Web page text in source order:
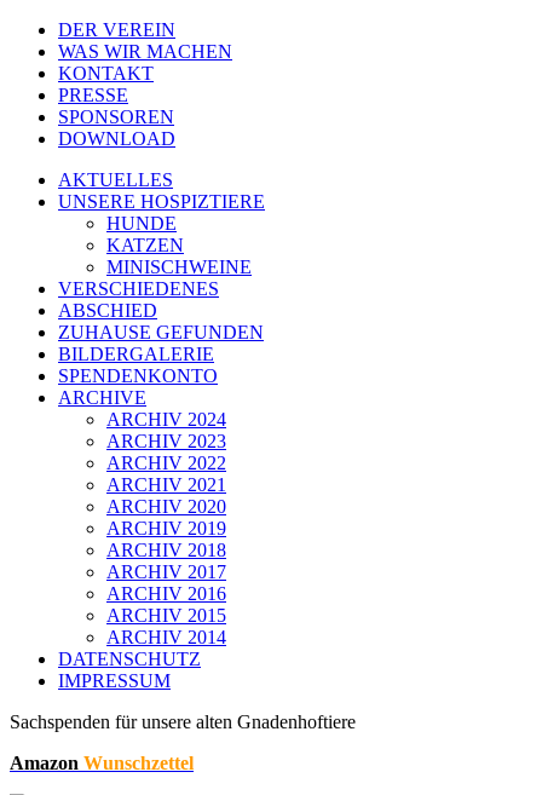
DER VEREIN
WAS WIR MACHEN
KONTAKT
PRESSE
SPONSOREN
DOWNLOAD
AKTUELLES
UNSERE HOSPIZTIERE
HUNDE
KATZEN
MINISCHWEINE
VERSCHIEDENES
ABSCHIED
ZUHAUSE GEFUNDEN
BILDERGALERIE
SPENDENKONTO
ARCHIVE
ARCHIV 2024
ARCHIV 2023
ARCHIV 2022
ARCHIV 2021
ARCHIV 2020
ARCHIV 2019
ARCHIV 2018
ARCHIV 2017
ARCHIV 2016
ARCHIV 2015
ARCHIV 2014
DATENSCHUTZ
IMPRESSUM
Sachspenden für unsere alten Gnadenhoftiere
Amazon Wunschzettel